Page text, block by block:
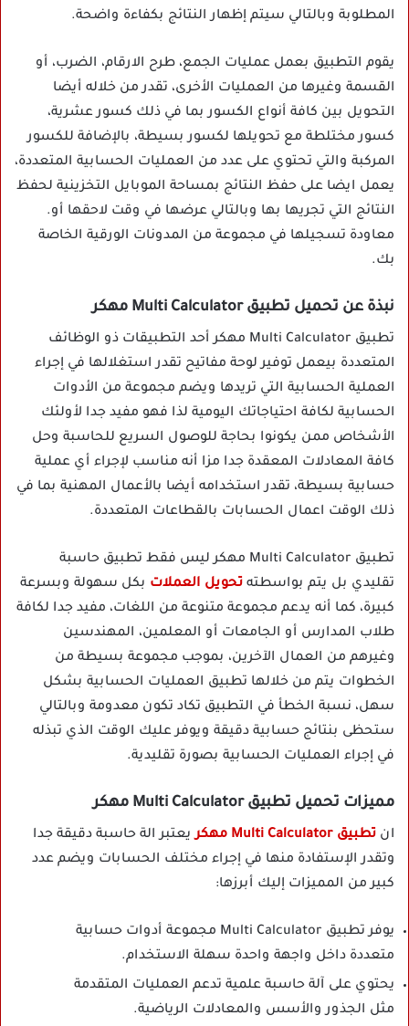
المطلوبة وبالتالي سيتم إظهار النتائج بكفاءة واضحة.
يقوم التطبيق بعمل عمليات الجمع، طرح الارقام، الضرب، أو
القسمة وغيرها من العمليات الأخرى، تقدر من خلاله أيضا
التحويل بين كافة أنواع الكسور بما في ذلك كسور عشرية،
كسور مختلطة مع تحويلها لكسور بسيطة، بالإضافة للكسور
المركبة والتي تحتوي على عدد من العمليات الحسابية المتعددة،
يعمل ايضا على حفظ النتائج بمساحة الموبايل التخزينية لحفظ
النتائج التي تجريها بها وبالتالي عرضها في وقت لاحقها أو.
معاودة تسجيلها في مجموعة من المدونات الورقية الخاصة
بك.
نبذة عن تحميل تطبيق Multi Calculator مهكر
تطبيق Multi Calculator مهكر أحد التطبيقات ذو الوظائف
المتعددة بيعمل توفير لوحة مفاتيح تقدر استغلالها في إجراء
العملية الحسابية التي تريدها ويضم مجموعة من الأدوات
الحسابية لكافة احتياجاتك اليومية لذا فهو مفيد جدا لأولئك
الأشخاص ممن يكونوا بحاجة للوصول السريع للحاسبة وحل
كافة المعادلات المعقدة جدا مزا أنه مناسب لإجراء أي عملية
حسابية بسيطة، تقدر استخدامه أيضا بالأعمال المهنية بما في
ذلك الوقت اعمال الحسابات بالقطاعات المتعددة.
تطبيق Multi Calculator مهكر ليس فقط تطبيق حاسبة
تقليدي بل يتم بواسطته تحويل العملات بكل سهولة وبسرعة
كبيرة، كما أنه يدعم مجموعة متنوعة من اللغات، مفيد جدا لكافة
طلاب المدارس أو الجامعات أو المعلمين، المهندسين
وغيرهم من العمال الآخرين، بموجب مجموعة بسيطة من
الخطوات يتم من خلالها تطبيق العمليات الحسابية بشكل
سهل، نسبة الخطأ في التطبيق تكاد تكون معدومة وبالتالي
ستحظى بنتائج حسابية دقيقة ويوفر عليك الوقت الذي تبذله
في إجراء العمليات الحسابية بصورة تقليدية.
مميزات تحميل تطبيق Multi Calculator مهكر
ان تطبيق Multi Calculator مهكر
يعتبر الة حاسبة دقيقة جدا
وتقدر الإستفادة منها في إجراء مختلف الحسابات ويضم عدد
كبير من المميزات إليك أبرزها:
يوفر تطبيق Multi Calculator مجموعة أدوات حسابية
متعددة داخل واجهة واحدة سهلة الاستخدام.
يحتوي على آلة حاسبة علمية تدعم العمليات المتقدمة
مثل الجذور والأسس والمعادلات الرياضية.